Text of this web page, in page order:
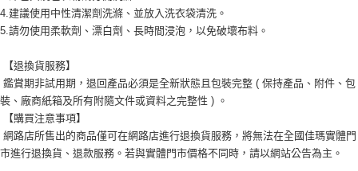
4.建議使用中性清潔劑洗滌、並放入洗衣袋清洗。
5.請勿使用柔軟劑、漂白劑、長時間浸泡，以免破壞布料。
【退換貨服務】
鑑賞期非試用期，退回產品必須是全新狀態且包裝完整 ( 保持產品、附件、包
裝、廠商紙箱及所有附隨文件或資料之完整性 ) 。
【購買注意事項】
網路店所售出的商品僅可在網路店進行退換貨服務，將無法在全國佳瑪實體門
市進行退換貨、退款服務。若與實體門市價格不同時，請以網站公告為主。